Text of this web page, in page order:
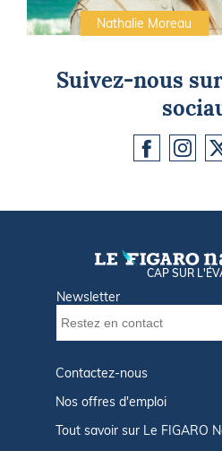
Nathalie Moreau
Suivez-nous
CAP SUR
Newsletter
Contactez-nous
Nos offres d'emploi
Tout savoir sur Le FIGARO